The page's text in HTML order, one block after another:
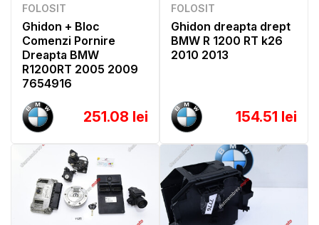
FOLOSIT
Ghidon + Bloc
Comenzi Pornire
Dreapta BMW
R1200RT 2005 2009
7654916
251.08 lei
FOLOSIT
Ghidon dreapta drept
BMW R 1200 RT k26
2010 2013
154.51 lei